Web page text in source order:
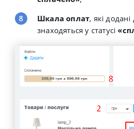
Шкала оплат, які
знаходяться у статусі